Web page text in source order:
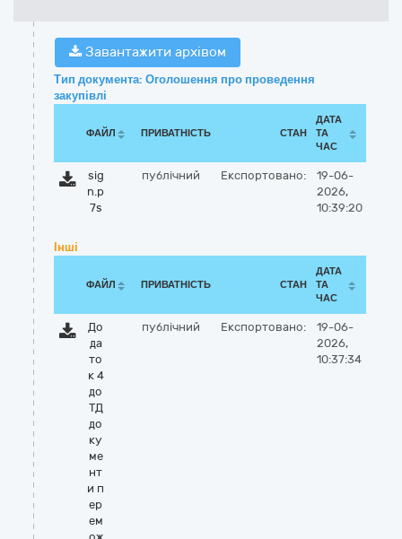
Завантажити архівом
Тип документа: Оголошення про проведення
закупівлі
ФАЙЛ ПРИВАТНІСТЬ СТАН
ДАТА
ТА
ЧАС
sig
n.p
7s
публічний Експортовано:
19-06-
2026,
10:39:20
Інші
ФАЙЛ ПРИВАТНІСТЬ СТАН
ДАТА
ТА
ЧАС
До
да
то
к 4
до
ТД
до
ку
ме
нт
и п
ер
ем
публічний Експортовано:
19-06-
2026,
10:37:34